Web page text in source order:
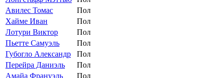
Авилес Томас
Пол
Хайме Иван
Пол
Лотури Виктор
Пол
Пьетте Самуэль
Пол
Губогло Александр
Пол
Перейра Даниэль
Пол
Амайа Франуэль
Пол